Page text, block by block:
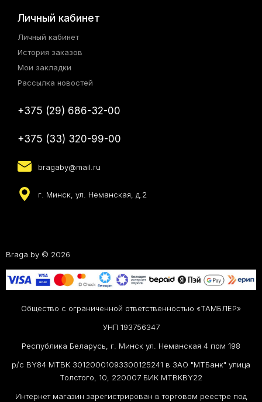
Личный кабинет
Личный кабинет
История заказов
Мои закладки
Рассылка новостей
+375 (29) 686-32-00
+375 (33) 320-99-00
bragaby@mail.ru
г. Минск, ул. Неманская, д.2
Braga.by © 2026
Общество с ограниченной ответственностью «ТАМБЛЕР»
УНП 193756347
Республика Беларусь, г. Минск ул. Неманская 4 пом 198
р/с BY84 MTBK 30120001093300125241 в ЗАО "МТБанк" улица
Толстого, 10, 220007 БИК MTBKBY22
Интернет магазин зарегистрирован в торговом реестре под